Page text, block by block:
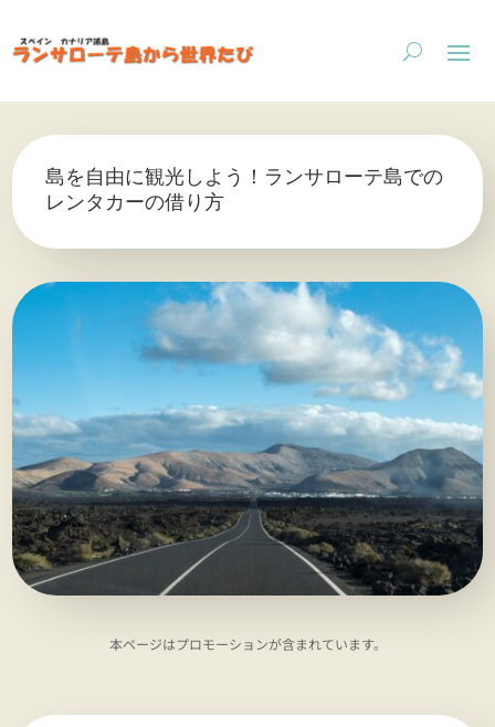
島を自由に観光しよう！ランサローテ島での
レンタカーの借り方
本ページはプロモーションが含まれています。